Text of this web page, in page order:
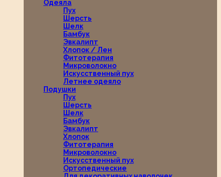
Одеяла
Пух
Шерсть
Шелк
Бамбук
Эвкалипт
Хлопок / Лен
Фитотерапия
Микроволокно
Искусственный пух
Летнее одеяло
Подушки
Пух
Шерсть
Шелк
Бамбук
Эвкалипт
Хлопок
Фитотерапия
Микроволокно
Искусственный пух
Ортопедические